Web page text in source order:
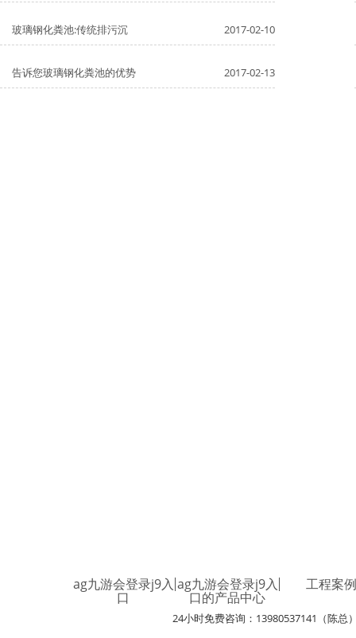
玻璃钢化粪池:传统排污沉 2017-02-10
告诉您玻璃钢化粪池的优势 2017-02-13
ag九游会登录j9入
口
ag九游会登录j9入
口的产品中心
工程案例
24小时免费咨询：13980537141（陈总